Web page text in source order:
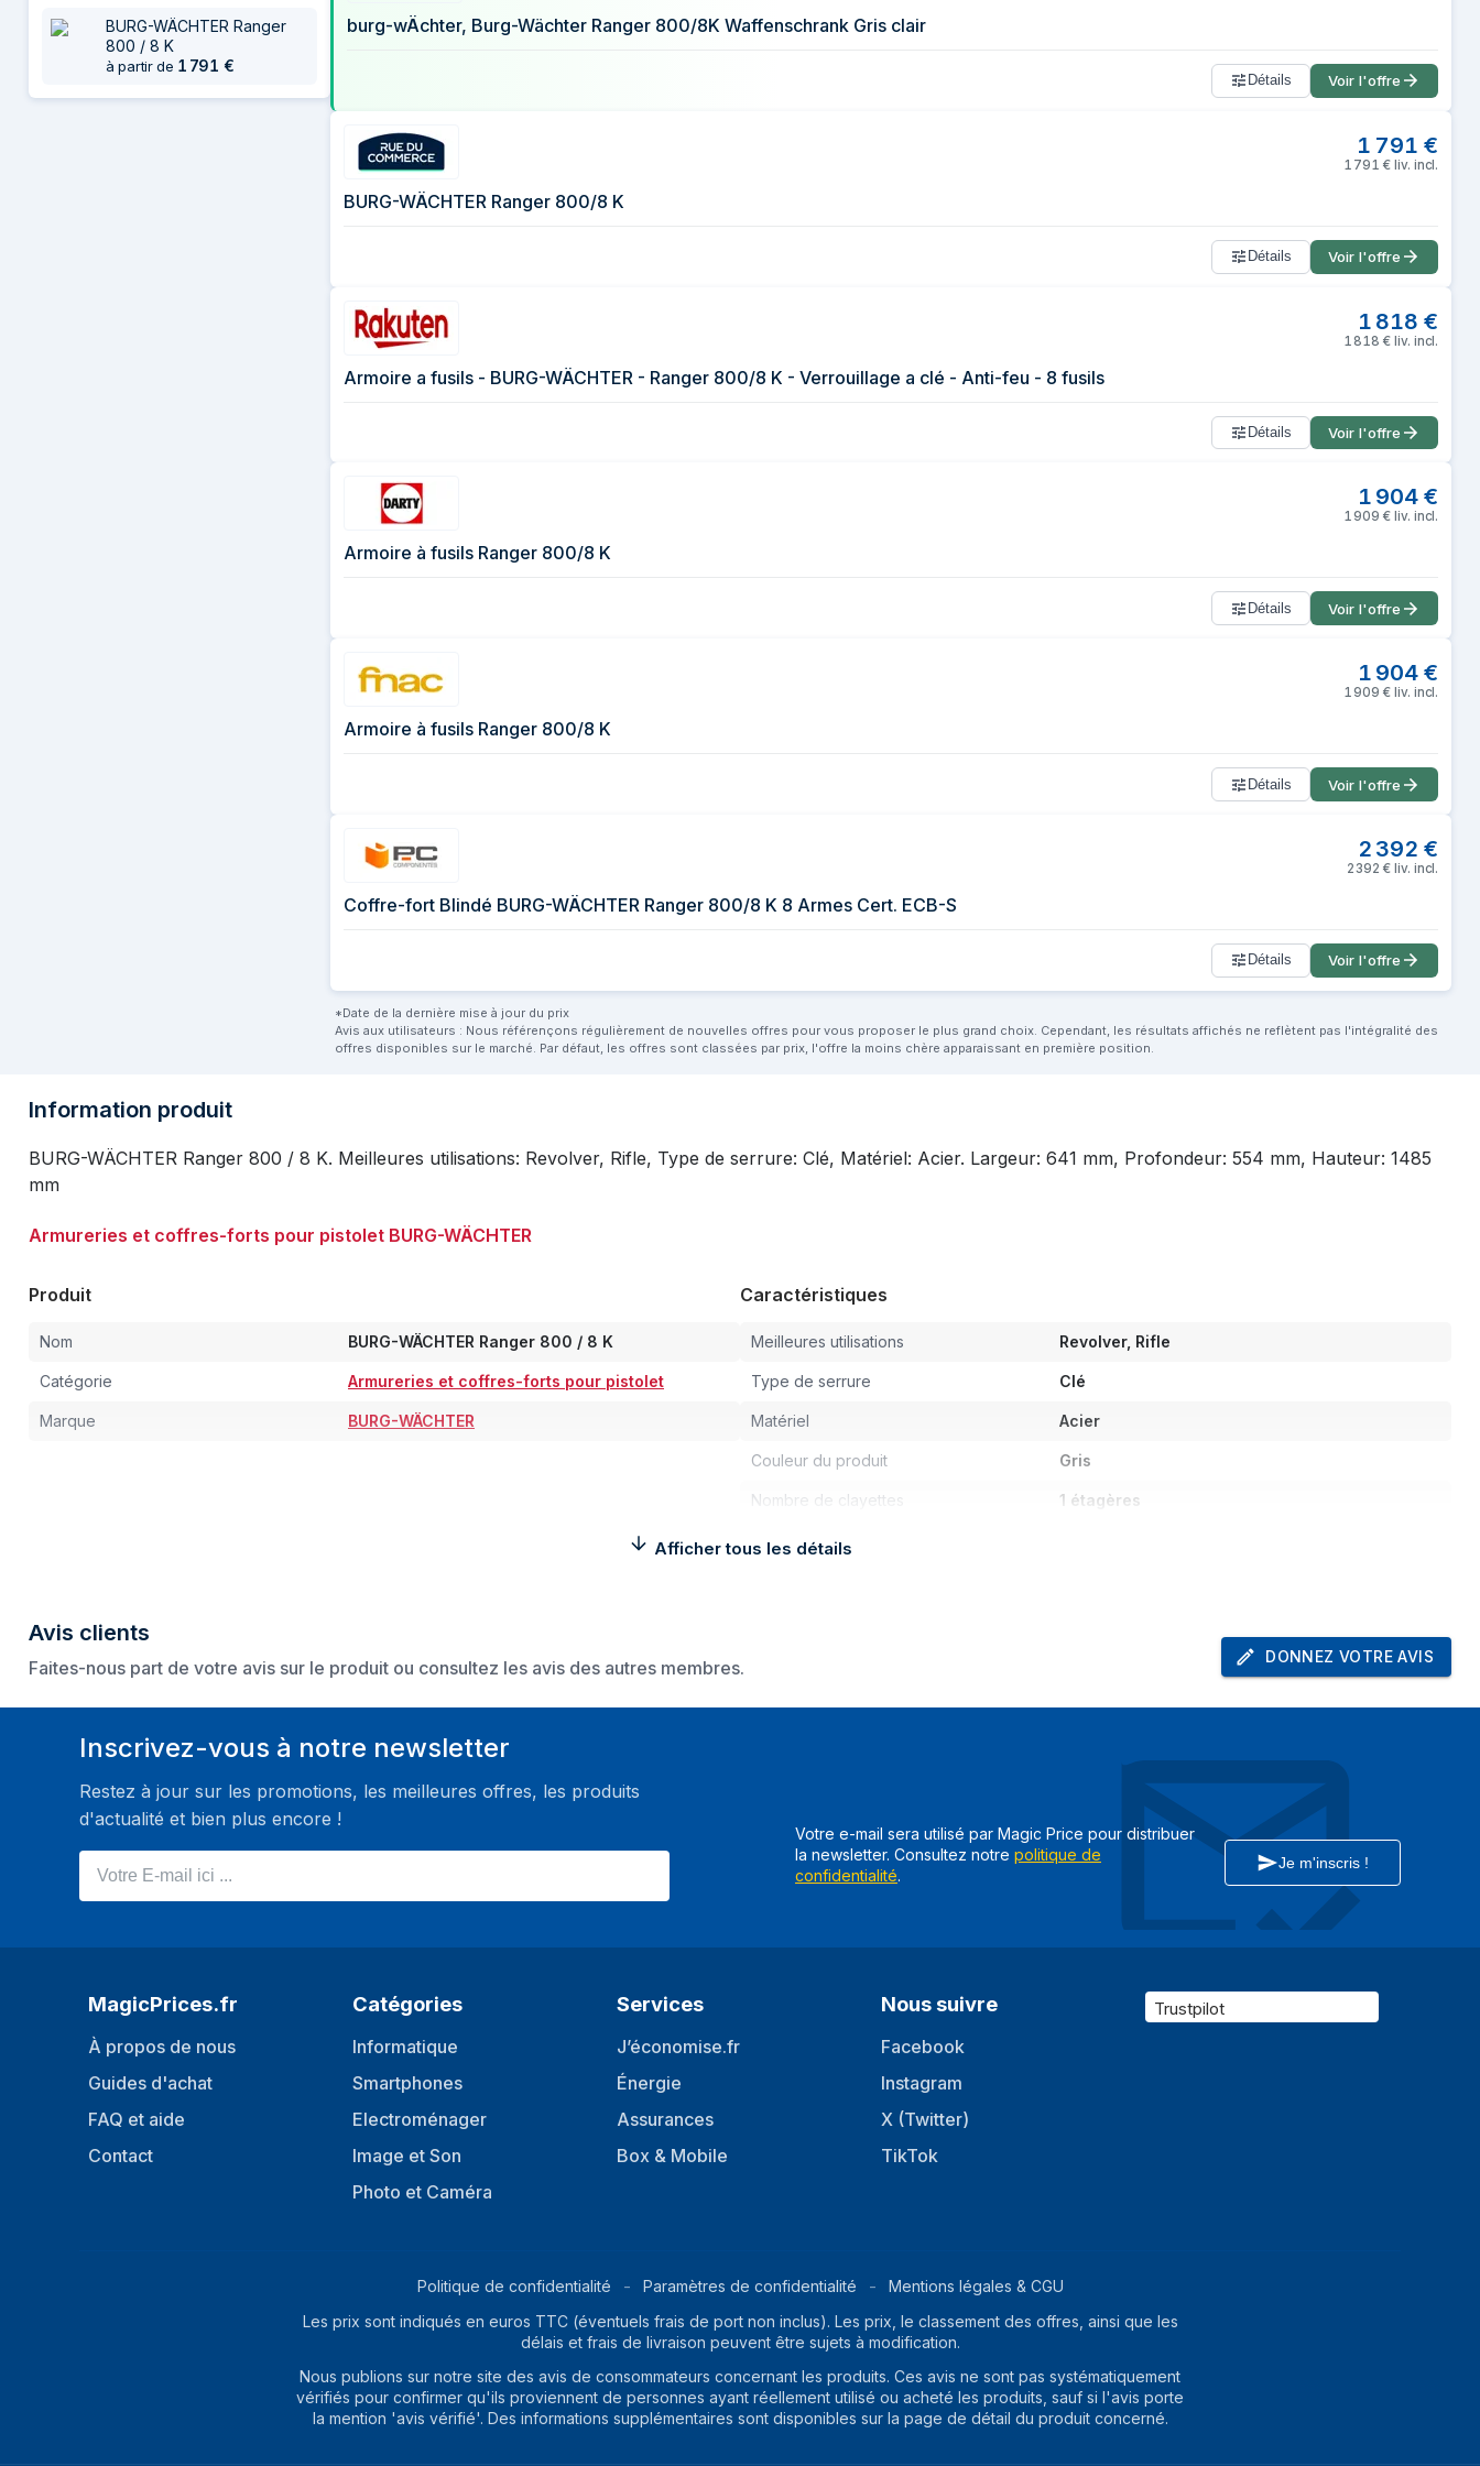
29 juillet 2026
1 726 €
8 août 2026
BURG-WÄCHTER Ranger
800 / 8 K
à partir de 1 791 €
burg-wÄchter, Burg-Wächter Ranger 800/8K Waffenschrank Gris clair
Détails Voir l'offre
1 791 €
1 791 € liv. incl.
BURG-WÄCHTER Ranger 800/8 K
Détails Voir l'offre
1 818 €
1 818 € liv. incl.
Armoire a fusils - BURG-WÄCHTER - Ranger 800/8 K - Verrouillage a clé - Anti-feu - 8 fusils
Détails Voir l'offre
1 904 €
1 909 € liv. incl.
Armoire à fusils Ranger 800/8 K
Détails Voir l'offre
1 904 €
1 909 € liv. incl.
Armoire à fusils Ranger 800/8 K
Détails Voir l'offre
2 392 €
2 392 € liv. incl.
Coffre-fort Blindé BURG-WÄCHTER Ranger 800/8 K 8 Armes Cert. ECB-S
Détails Voir l'offre
*Date de la dernière mise à jour du prix
Avis aux utilisateurs : Nous référençons régulièrement de nouvelles offres pour vous proposer le plus grand choix. Cependant, les résultats affichés ne reflètent pas l'intégralité des
offres disponibles sur le marché. Par défaut, les offres sont classées par prix, l'offre la moins chère apparaissant en première position.
Information produit
BURG-WÄCHTER Ranger 800 / 8 K. Meilleures utilisations: Revolver, Rifle, Type de serrure: Clé, Matériel: Acier. Largeur: 641 mm, Profondeur: 554 mm, Hauteur: 1485
mm
Armureries et coffres-forts pour pistolet BURG-WÄCHTER
Produit
Nom BURG-WÄCHTER Ranger 800 / 8 K
Catégorie Armureries et coffres-forts pour pistolet
Marque BURG-WÄCHTER
Caractéristiques
Meilleures utilisations Revolver, Rifle
Type de serrure Clé
Matériel Acier
Couleur du produit Gris
Nombre de clayettes 1 étagères
Certification
Hauteur 1485 mm
Largeur interne 49,8 cm
Profondeur intérieure
Largeur du colis 720 mm
Afficher tous les détails
Avis clients
Faites-nous part de votre avis sur le produit ou consultez les avis des autres membres.
DONNEZ VOTRE AVIS
Inscrivez-vous à notre newsletter
Restez à jour sur les promotions, les meilleures offres, les produits
d'actualité et bien plus encore !
Votre e-mail sera utilisé par Magic Price pour distribuer
la newsletter. Consultez notre politique de
confidentialité.
Je m'inscris !
MagicPrices.fr
À propos de nous
Guides d'achat
FAQ et aide
Contact
Catégories
Informatique
Smartphones
Electroménager
Image et Son
Photo et Caméra
Services
J’économise.fr
Énergie
Assurances
Box & Mobile
Nous suivre
Facebook
Instagram
X (Twitter)
TikTok
Trustpilot
Politique de confidentialité Paramètres de confidentialité
Mentions légales & CGU
Les prix sont indiqués en euros TTC (éventuels frais de port non inclus). Les prix, le classement des offres, ainsi que les
délais et frais de livraison peuvent être sujets à modification.
Nous publions sur notre site des avis de consommateurs concernant les produits. Ces avis ne sont pas systématiquement
vérifiés pour confirmer qu'ils proviennent de personnes ayant réellement utilisé ou acheté les produits, sauf si l'avis porte
la mention 'avis vérifié'. Des informations supplémentaires sont disponibles sur la page de détail du produit concerné.